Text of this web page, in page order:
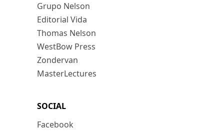
Grupo Nelson
Editorial Vida
Thomas Nelson
WestBow Press
Zondervan
MasterLectures
SOCIAL
Facebook